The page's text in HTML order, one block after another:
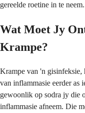
gereelde roetine in te neem.
Wat Moet Jy
Krampe?
Krampe van 'n
van inflammasie eerder as
gewoonlik op sodra jy die
inflammasie afneem. Die